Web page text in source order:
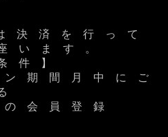
決 済 を 行 っ て
い ま す 。
件 】
期 間 月 中 に ご
会 員 登 録